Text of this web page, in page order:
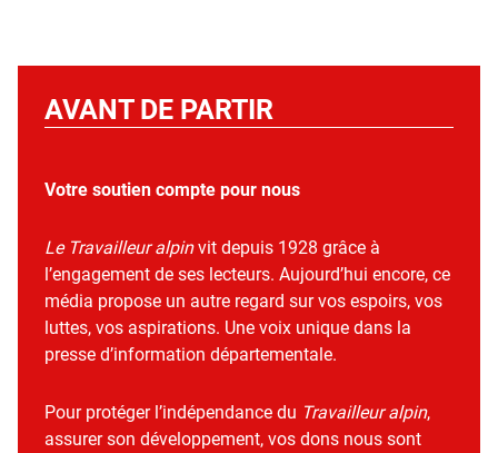
AVANT DE PARTIR
Votre soutien compte pour nous
Le Travailleur alpinvit depuis 1928 grâce à
l’engagement de ses lecteurs. Aujourd’hui encore, ce
média propose un autre regard sur vos espoirs, vos
luttes, vos aspirations. Une voix unique dans la
presse d’information départementale.
Pour protéger l’indépendance du Travailleur alpin,
assurer son développement, vos dons nous sont